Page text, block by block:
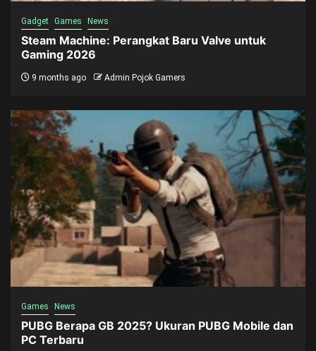
Gadget Games News
Steam Machine: Perangkat Baru Valve untuk
Gaming 2026
9 months ago Admin Pojok Gamers
Games News
PUBG Berapa GB 2025? Ukuran PUBG Mobile dan
PC Terbaru